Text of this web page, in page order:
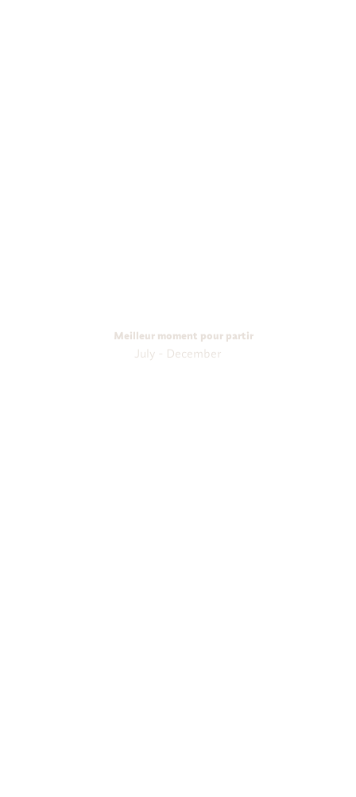
Meilleur moment pour partir
July - December